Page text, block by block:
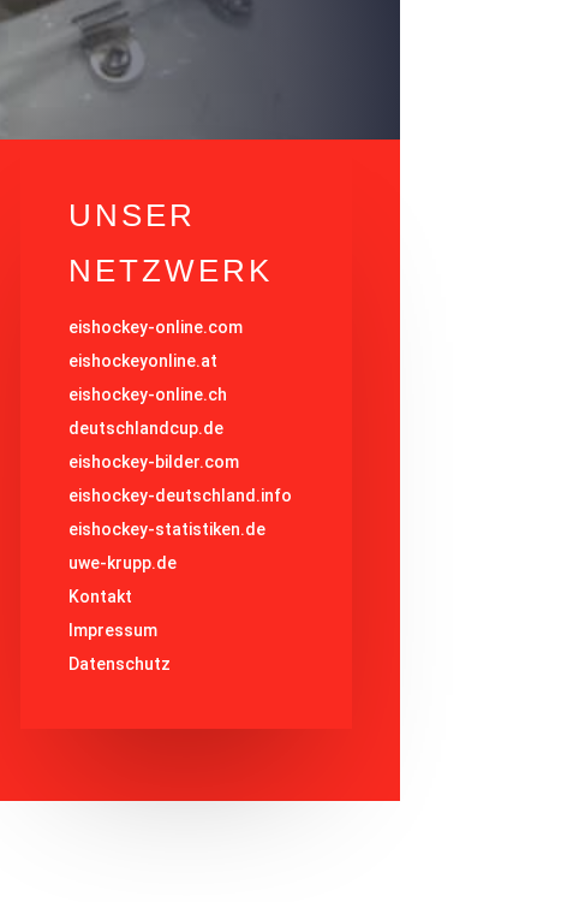
UNSER
NETZWERK
eishockey-online.com
eishockeyonline.at
eishockey-online.ch
deutschlandcup.de
eishockey-bilder.com
eishockey-deutschland.info
eishockey-statistiken.de
uwe-krupp.de
Kontakt
Impressum
Datenschutz